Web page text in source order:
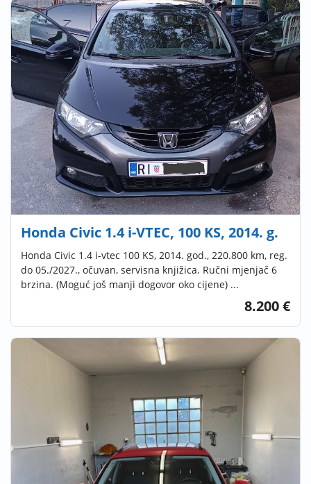
Honda Civic 1.4 i-VTEC, 100 KS, 2014. g.
Honda Civic 1.4 i-vtec 100 KS, 2014. god., 220.800 km, reg.
do 05./2027., očuvan, servisna knjižica. Ručni mjenjač 6
brzina. (Moguć još manji dogovor oko cijene) ...
8.200 €